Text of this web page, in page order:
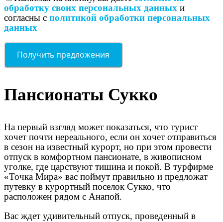
обработку своих персональных данных и
согласны с политикой обработки персональных
данных
Пансионаты Сукко
На первый взгляд может показаться, что турист
хочет почти нереального, если он хочет отправиться
в сезон на известный курорт, но при этом провести
отпуск в комфортном пансионате, в живописном
уголке, где царствуют тишина и покой. В турфирме
«Точка Мира» вас поймут правильно и предложат
путевку в курортный поселок Сукко, что
расположен рядом с Анапой.
Вас ждет удивительный отпуск, проведенный в